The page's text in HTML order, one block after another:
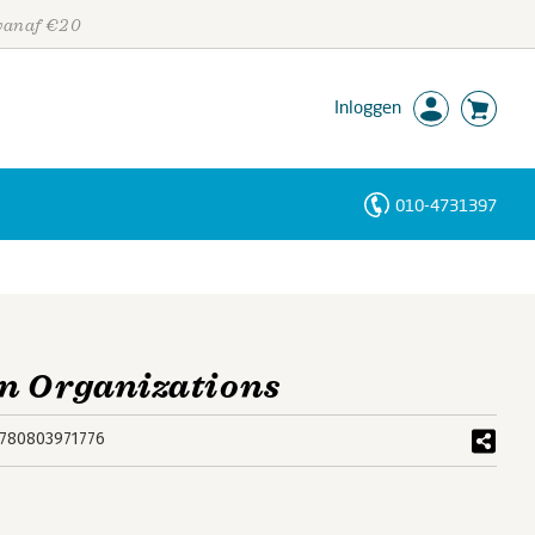
€20
Inloggen
010-4731397
Organizations
Personen